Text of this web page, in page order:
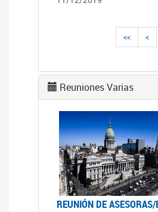
<< <
Reuniones Varias
REUNIÓN DE ASESORAS/